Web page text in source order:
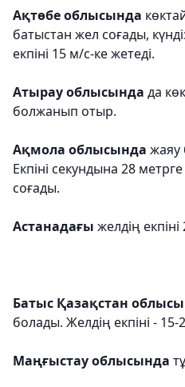
Ақтөбе облысында
батыстан жел соғады,
екпіні 15 м/с-ке жетеді.
Атырау облысында да
болжанып отыр.
Ақмола облысында жаяу
Екпіні секундына 28
соғады.
Астанадағы желдің
Батыс Қазақстан
болады. Желдің екпіні - 15-
Маңғыстау облысында